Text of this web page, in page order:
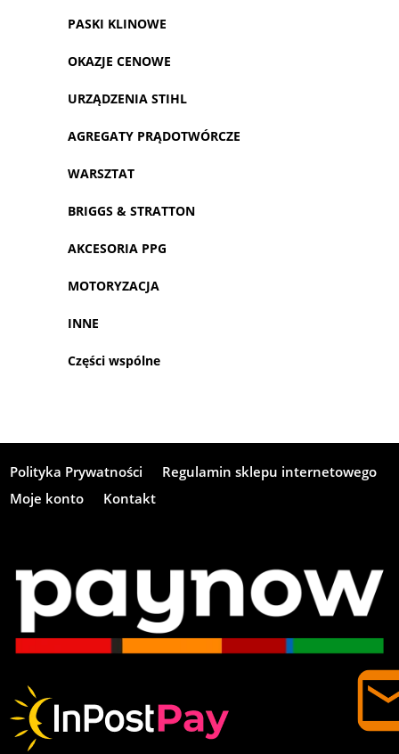
PASKI KLINOWE
OKAZJE CENOWE
URZĄDZENIA STIHL
AGREGATY PRĄDOTWÓRCZE
WARSZTAT
BRIGGS & STRATTON
AKCESORIA PPG
MOTORYZACJA
INNE
Części wspólne
Polityka Prywatności
Regulamin sklepu internetowego
Moje konto
Kontakt